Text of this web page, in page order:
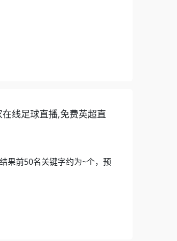
线足球直播,免费英超直
果前50名关键字约为~个，预